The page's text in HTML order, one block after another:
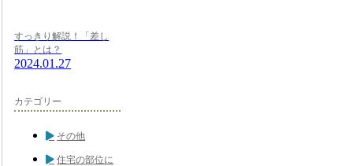
すっきり解説！「差し
筋」とは？
2024.01.27
カテゴリー
その他
住宅の部位に